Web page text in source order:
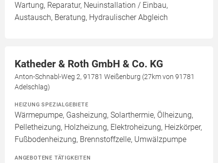
Wartung, Reparatur, Neuinstallation / Einbau,
Austausch, Beratung, Hydraulischer Abgleich
Katheder & Roth GmbH & Co. KG
Anton-Schnabl-Weg 2, 91781 Weißenburg (27km von 91781
Adelschlag)
HEIZUNG SPEZIALGEBIETE
Wärmepumpe, Gasheizung, Solarthermie, Ölheizung,
Pelletheizung, Holzheizung, Elektroheizung, Heizkörper,
Fußbodenheizung, Brennstoffzelle, Umwälzpumpe
ANGEBOTENE TÄTIGKEITEN